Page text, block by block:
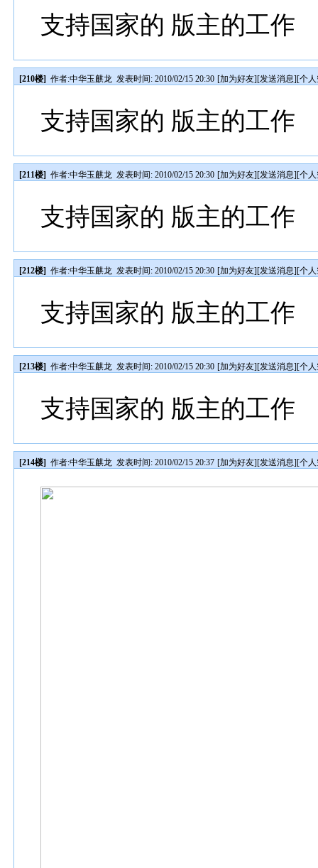
支持国家的 版主的工作
[210楼] 作者:中华玉麒龙 发表时间: 2010/02/15 20:30 [加为好友][发送消息][个
支持国家的 版主的工作
[211楼] 作者:中华玉麒龙 发表时间: 2010/02/15 20:30 [加为好友][发送消息][个
支持国家的 版主的工作
[212楼] 作者:中华玉麒龙 发表时间: 2010/02/15 20:30 [加为好友][发送消息][个
支持国家的 版主的工作
[213楼] 作者:中华玉麒龙 发表时间: 2010/02/15 20:30 [加为好友][发送消息][个
支持国家的 版主的工作
[214楼] 作者:中华玉麒龙 发表时间: 2010/02/15 20:37 [加为好友][发送消息][个